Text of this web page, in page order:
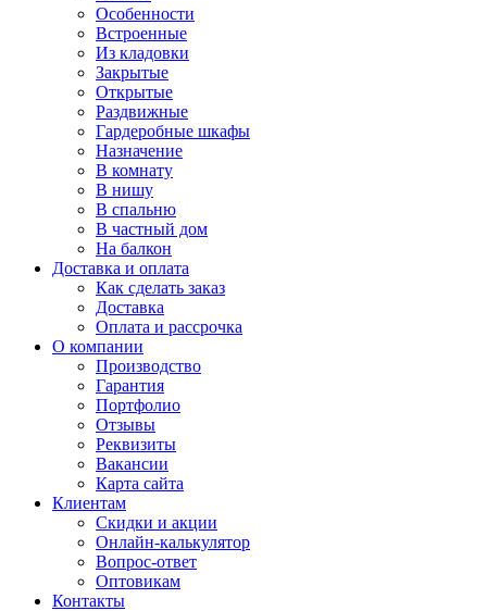
Особенности
Встроенные
Из кладовки
Закрытые
Открытые
Раздвижные
Гардеробные шкафы
Назначение
В комнату
В нишу
В спальню
В частный дом
На балкон
Доставка и оплата
Как сделать заказ
Доставка
Оплата и рассрочка
О компании
Производство
Гарантия
Портфолио
Отзывы
Реквизиты
Вакансии
Карта сайта
Клиентам
Скидки и акции
Онлайн-калькулятор
Вопрос-ответ
Оптовикам
Контакты